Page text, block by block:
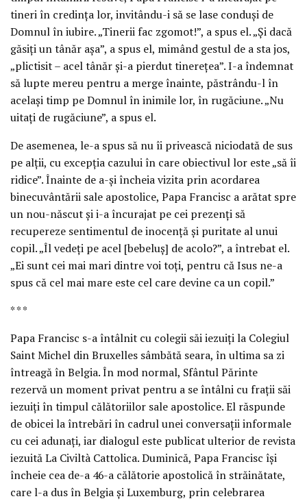
tineri în credința lor, invitându-i să se lase conduși de
Domnul în iubire. „Tinerii fac zgomot!”, a spus el. „Și dacă
găsiți un tânăr așa”, a spus el, mimând gestul de a sta jos,
„plictisit – acel tânăr și-a pierdut tinerețea”. I-a îndemnat
să lupte mereu pentru a merge înainte, păstrându-l în
același timp pe Domnul în inimile lor, în rugăciune. „Nu
uitați de rugăciune”, a spus el.
De asemenea, le-a spus să nu îi privească niciodată de sus
pe alții, cu excepția cazului în care obiectivul lor este „să îi
ridice”. Înainte de a-și încheia vizita prin acordarea
binecuvântării sale apostolice, Papa Francisc a arătat spre
un nou-născut și i-a încurajat pe cei prezenți să
recupereze sentimentul de inocență și puritate al unui
copil. „Îl vedeți pe acel [bebeluș] de acolo?”, a întrebat el.
„Ei sunt cei mai mari dintre voi toți, pentru că Isus ne-a
spus că cel mai mare este cel care devine ca un copil.”
* * *
Papa Francisc s-a întâlnit cu colegii săi iezuiți la Colegiul
Saint Michel din Bruxelles sâmbătă seara, în ultima sa zi
întreagă în Belgia. În mod normal, Sfântul Părinte
rezervă un moment privat pentru a se întâlni cu frații săi
iezuiți în timpul călătoriilor sale apostolice. El răspunde
de obicei la întrebări în cadrul unei conversații informale
cu cei adunați, iar dialogul este publicat ulterior de revista
iezuită La Civiltà Cattolica. Duminică, Papa Francisc își
încheie cea de-a 46-a călătorie apostolică în străinătate,
care l-a dus în Belgia și Luxemburg, prin celebrarea